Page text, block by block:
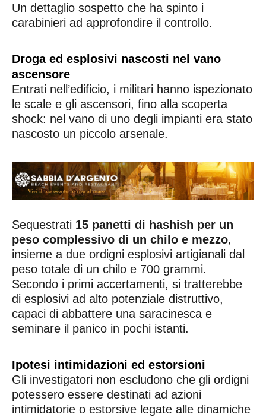
Un dettaglio sospetto che ha spinto i
carabinieri ad approfondire il controllo.
Droga ed esplosivi nascosti nel vano
ascensore
Entrati nell’edificio, i militari hanno ispezionato
le scale e gli ascensori, fino alla scoperta
shock: nel vano di uno degli impianti era stato
nascosto un piccolo arsenale.
Sequestrati 15 panetti di hashish per un
peso complessivo di un chilo e mezzo,
insieme a due ordigni esplosivi artigianali dal
peso totale di un chilo e 700 grammi.
Secondo i primi accertamenti, si tratterebbe
di esplosivi ad alto potenziale distruttivo,
capaci di abbattere una saracinesca e
seminare il panico in pochi istanti.
Ipotesi intimidazioni ed estorsioni
Gli investigatori non escludono che gli ordigni
potessero essere destinati ad azioni
intimidatorie o estorsive legate alle dinamiche